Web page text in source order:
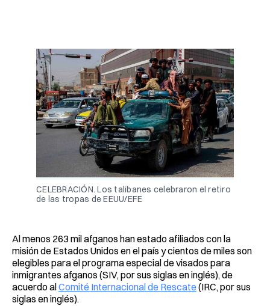
CELEBRACIÓN. Los talibanes celebraron el retiro
de las tropas de EEUU/EFE
Al menos 263 mil afganos han estado afiliados con la
misión de Estados Unidos en el país y cientos de miles son
elegibles para el programa especial de visados para
inmigrantes afganos (SIV, por sus siglas en inglés), de
acuerdo alComité Internacional de Rescate(IRC, por sus
siglas en inglés).